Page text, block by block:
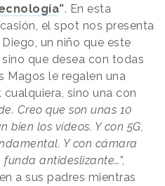
”. En esta
el spot nos presenta
Diego, un niño que este
que desea con todas
Magos le regalen una
sino una con
Creo que son unas 10
bien los vídeos. Y con 5G,
Y con cámara
funda antideslizante…”,
a sus padres mientras